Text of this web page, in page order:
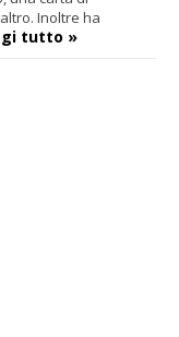
Inoltre ha
tutto »